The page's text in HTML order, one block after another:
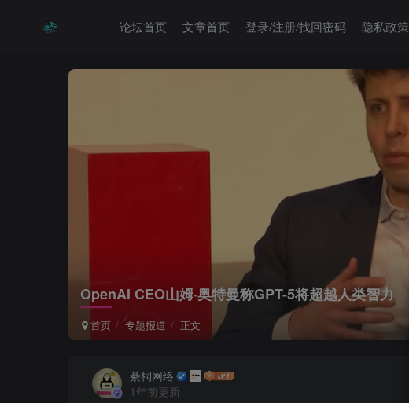
论坛首页 文章首页 登录/注册/找回密码 隐私政策
OpenAI CEO山姆·奥特曼称GPT-5将超越人类智力
首页 专题报道 正文
綦桐网络
1年前更新